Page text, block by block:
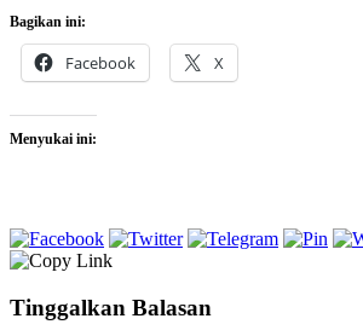
Bagikan ini:
Facebook X
Menyukai ini:
Tinggalkan Balasan